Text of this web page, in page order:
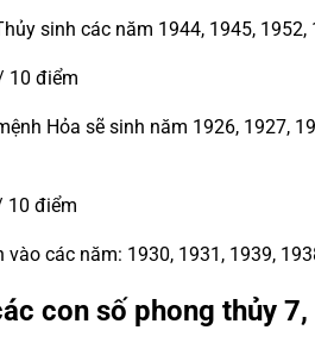
sinh các năm 1944, 1945,
10 điểm
Hỏa sẽ sinh năm 1926, 1927,
10 điểm
vào các năm: 1930, 1931, 1939,
con số phong thủy